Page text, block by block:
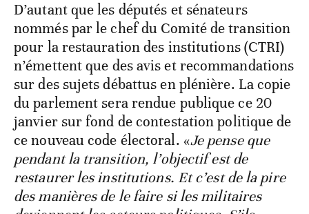
D’autant que les députés et sénateurs
nommés par le chef du Comité de transition
pour la restauration des institutions (CTRI)
n’émettent que des avis et recommandations
sur des sujets débattus en plénière. La copie
du parlement sera rendue publique ce 20
janvier sur fond de contestation politique de
ce nouveau code électoral. «Je pense que
pendant la transition, l’objectif est de
restaurer les institutions. Et c’est de la pire
des manières de le faire si les militaires